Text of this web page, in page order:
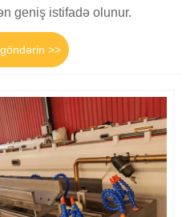
geniş istifadə olunur.
>>